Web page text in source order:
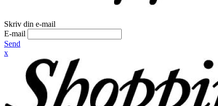
Skriv din e-mail
E-mail
Send
x